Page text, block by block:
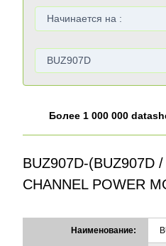
Более 1 000 000
BUZ907D-(BUZ907D
CHANNEL POWER
Наименование: